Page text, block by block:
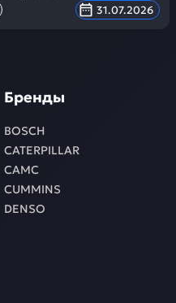
31.07.2026
Бренды
BOSCH
CATERPILLAR
CAMC
CUMMINS
DENSO